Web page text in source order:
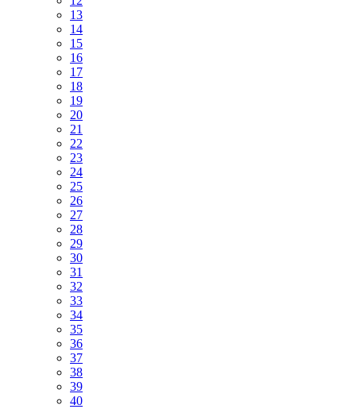
13
14
15
16
17
18
19
20
21
22
23
24
25
26
27
28
29
30
31
32
33
34
35
36
37
38
39
40